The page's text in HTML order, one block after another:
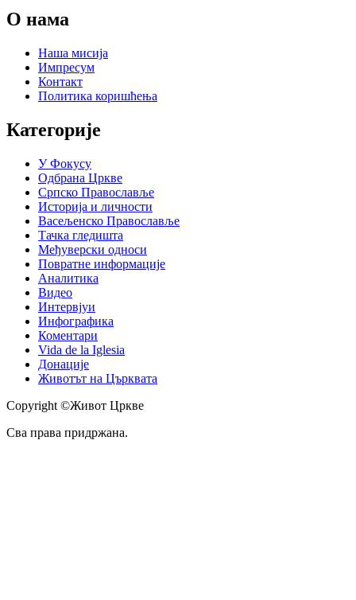
О нама
Наша мисија
Импресум
Контакт
Политика коришћења
Категорије
У Фокусу
Одбрана Цркве
Српско Православље
Историја и личности
Васељенско Православље
Тачка гледишта
Међуверски односи
Повратне информације
Аналитика
Видео
Интервјуи
Инфографика
Коментари
Vida de la Iglesia
Донације
Животът на Църквата
Copyright ©Живот Цркве
Сва права придржана.